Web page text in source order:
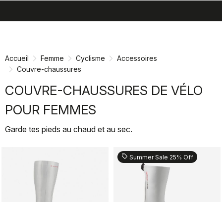
directement
navigation
directement
Accueil Femme Cyclisme
Accessoires
Couvre-chaussures
COUVRE-CHAUSSURES DE VÉLO
POUR FEMMES
Garde tes pieds au chaud et au sec.
sell Summer Sale 25% Off